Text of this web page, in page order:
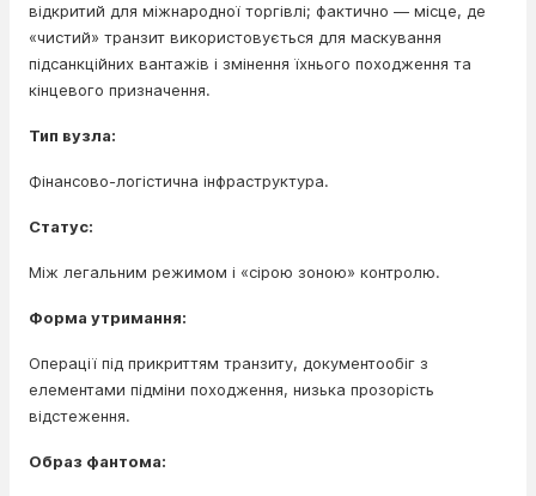
відкритий для міжнародної торгівлі; фактично — місце, де
«чистий» транзит використовується для маскування
підсанкційних вантажів і змінення їхнього походження та
кінцевого призначення.
Тип вузла:
Фінансово-логістична інфраструктура.
Статус:
Між легальним режимом і «сірою зоною» контролю.
Форма утримання:
Операції під прикриттям транзиту, документообіг з
елементами підміни походження, низька прозорість
відстеження.
Образ фантома: